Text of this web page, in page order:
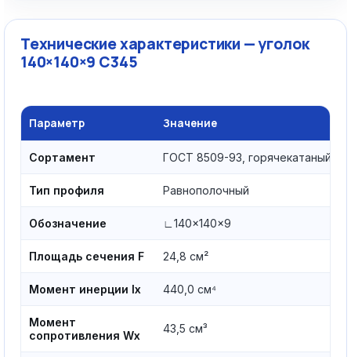
Технические характеристики — уголок
140×140×9 С345
Параметр Значение
Сортамент ГОСТ 8509-93, горячекатаный
Тип профиля Равнополочный
Обозначение ∟140×140×9
Площадь сечения F 24,8 см²
Момент инерции Ix 440,0 см⁴
Момент
сопротивления Wx
43,5 см³